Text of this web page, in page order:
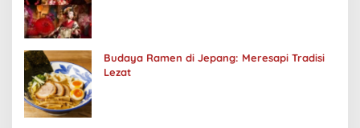
Budaya Ramen di Jepang: Meresapi Tradisi
Lezat